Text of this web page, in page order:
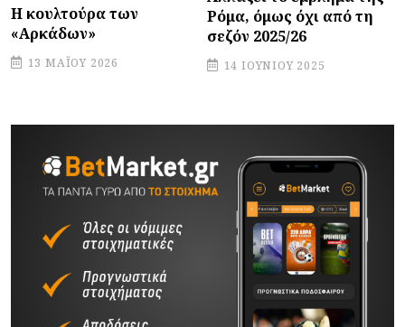
Η κουλτούρα των
«Αρκάδων»
13 ΜΑΪ́ΟΥ 2026
Ρόμα, όμως όχι από τη
σεζόν 2025/26
14 ΙΟΥΝΊΟΥ 2025